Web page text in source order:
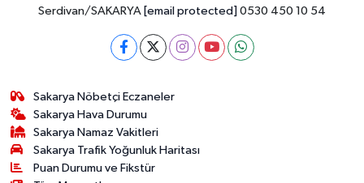
Serdivan/SAKARYA [email protected] 0530 450 10 54
Sakarya Nöbetçi Eczaneler
Sakarya Hava Durumu
Sakarya Namaz Vakitleri
Sakarya Trafik Yoğunluk Haritası
Puan Durumu ve Fikstür